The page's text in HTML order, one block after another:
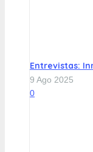
Entrevistas:
9 Ago 2025
0